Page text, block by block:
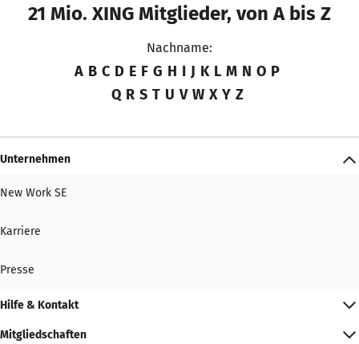
21 Mio. XING Mitglieder, von A bis Z
Nachname:
A B C D E F G H I J K L M N O P
Q R S T U V W X Y Z
Unternehmen
New Work SE
Karriere
Presse
Hilfe & Kontakt
Mitgliedschaften